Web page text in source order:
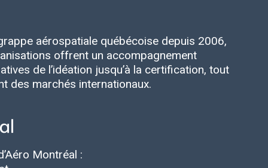
aérospatiale québécoise depuis 2006,
offrent un accompagnement
de l’idéation jusqu’à la certification, tout
des marchés internationaux.
Montréal :